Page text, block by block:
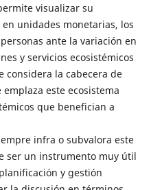
visualizar su
unidades monetarias, los
ante la variación en
y servicios ecosistémicos
considera la cabecera de
este ecosistema
que benefician a
infra o subvalora este
ser un instrumento muy útil
y gestión